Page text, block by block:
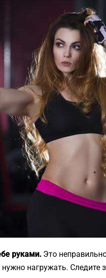
руками. Это
нагружать. Следите